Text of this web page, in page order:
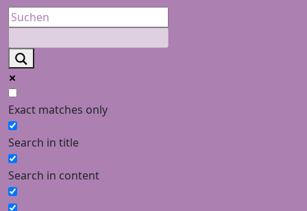
Exact matches only
Search in title
Search in content